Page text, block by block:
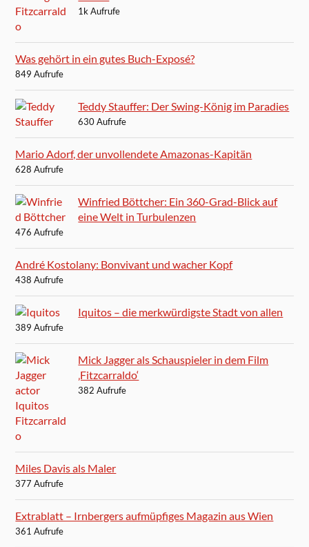
1k Aufrufe
Was gehört in ein gutes Buch-Exposé?
849 Aufrufe
Teddy Stauffer: Der Swing-König im Paradies
630 Aufrufe
Mario Adorf, der unvollendete Amazonas-Kapitän
628 Aufrufe
Winfried Böttcher: Ein 360-Grad-Blick auf
eine Welt in Turbulenzen
476 Aufrufe
André Kostolany: Bonvivant und wacher Kopf
438 Aufrufe
Iquitos – die merkwürdigste Stadt von allen
389 Aufrufe
Mick Jagger als Schauspieler in dem Film
‚Fitzcarraldo‘
382 Aufrufe
Miles Davis als Maler
377 Aufrufe
Extrablatt – Irnbergers aufmüpfiges Magazin aus Wien
361 Aufrufe